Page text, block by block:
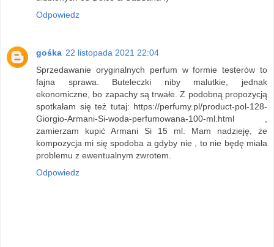
Odpowiedz
gośka 22 listopada 2021 22:04
Sprzedawanie oryginalnych perfum w formie testerów to
fajna sprawa. Buteleczki niby malutkie, jednak
ekonomiczne, bo zapachy są trwałe. Z podobną propozycją
spotkałam się też tutaj: https://perfumy.pl/product-pol-128-
Giorgio-Armani-Si-woda-perfumowana-100-ml.html ,
zamierzam kupić Armani Si 15 ml. Mam nadzieję, że
kompozycja mi się spodoba a gdyby nie , to nie będę miała
problemu z ewentualnym zwrotem.
Odpowiedz